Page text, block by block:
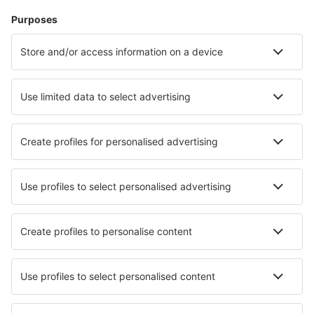
Hotely in Le Cap d`Agde Hotely v Nice Hotely v Paříži
Hotely in Pyrenees 2000 Hotely in Carnac
Hotely in Les Ménuires
Nejlepší hotely - města
Hotely in Redwood City Hotely in Wijckel
Hotely in Halbe Hotely in Sa Caleta
Hotely in Lipsko Hotely in Sassafras
Hotely in Valledoria Hotely in Kabala